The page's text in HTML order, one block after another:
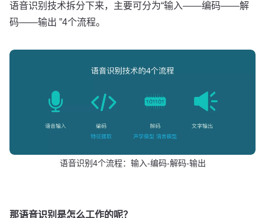
语音识别技术拆分下来，主要可分为“输入——编码——解
码——输出 ”4个流程。
语音识别4个流程：输入-编码-解码-输出
那语音识别是怎么工作的呢？